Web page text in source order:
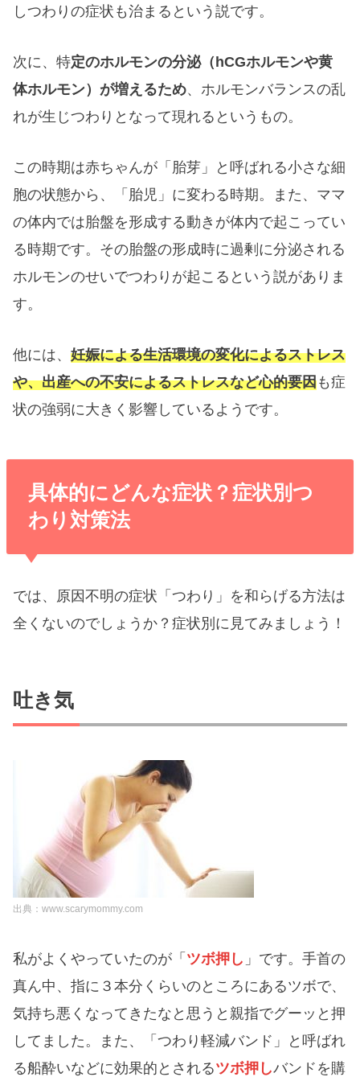
しつわりの症状も治まるという説です。
次に、特定のホルモンの分泌（hCGホルモンや黄
体ホルモン）が増えるため、ホルモンバランスの乱
れが生じつわりとなって現れるというもの。
この時期は赤ちゃんが「胎芽」と呼ばれる小さな細
胞の状態から、「胎児」に変わる時期。また、ママ
の体内では胎盤を形成する動きが体内で起こってい
る時期です。その胎盤の形成時に過剰に分泌される
ホルモンのせいでつわりが起こるという説がありま
す。
他には、妊娠による生活環境の変化によるストレス
や、出産への不安によるストレスなど心的要因も症
状の強弱に大きく影響しているようです。
具体的にどんな症状？症状別つ
わり対策法
では、原因不明の症状「つわり」を和らげる方法は
全くないのでしょうか？症状別に見てみましょう！
吐き気
出典：www.scarymommy.com
私がよくやっていたのが「 ツボ押し 」です。手首の
真ん中、指に３本分くらいのところにあるツボで、
気持ち悪くなってきたなと思うと親指でグーッと押
してました。また、「つわり軽減バンド」と呼ばれ
る船酔いなどに効果的とされるツボ押しバンドを購